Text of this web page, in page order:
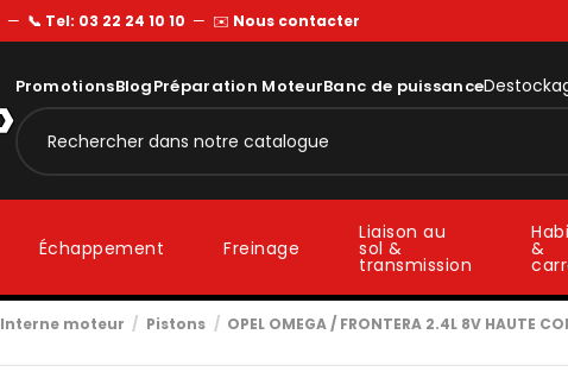
— 📞 Tel: 03 22 24 10 10 — ✉️ Nous contacter
PromotionsBlogPréparation MoteurBanc de puissance
Échappement Freinage
Liaison au
sol &
transmission
&
Interne moteur Pistons OPEL OMEGA / FRONTERA 2.4L 8V HAUTE